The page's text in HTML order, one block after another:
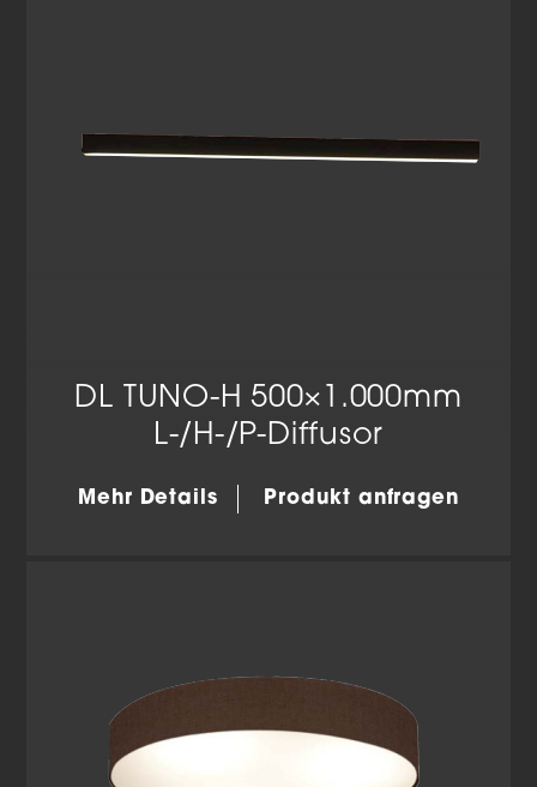
DL TUNO-H 500×1.000mm
L-/H-/P-Diffusor
Mehr Details Produkt anfragen